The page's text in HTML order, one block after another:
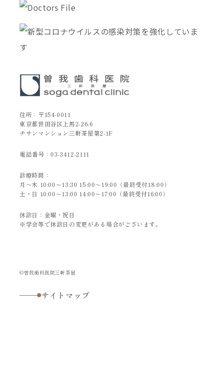
住所：〒154-0011
東京都世田谷区上馬2-26-6
チサンマンション三軒茶屋第2-1F
電話番号： 03-3412-2111
診療時間：
月～木 10:00～13:30 15:00～19:00（最終受付18:00）
土・日 10:00～13:00 14:00～17:00（最終受付16:00）
休診日：金曜・祝日
※学会等で休診日の変更がある場合がございます。
©曽我歯科医院三軒茶屋
サイトマップ